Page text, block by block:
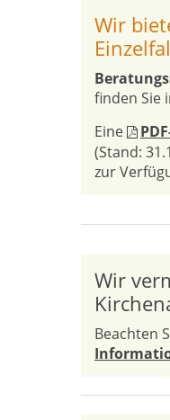
Wir
finden Sie
Eine
(Stand:
zur
Wir
Beachten